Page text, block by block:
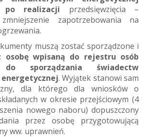
po realizacji przedsięwzięcia –
zapotrzebowania na
muszą zostać sporządzone i
osobę wpisaną do rejestru osób
do sporządzania świadectw
. Wyjątek stanowi sam
dla którego dla wniosków o
w okresie przejściowym (4
nowego naboru) dopuszczony
przez osobę przygotowującą
ww. uprawnień.